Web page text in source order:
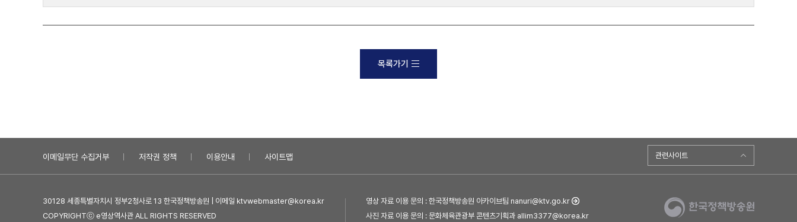
목록가기
이메일무단 수집거부 저작권 정책 이용안내 사이트맵 관련사이트
30128 세종특별자치시 정부2청사로 13 한국정책방송원 | 이메일 ktvwebmaster@korea.kr
COPYRIGHTⓒ e영상역사관 ALL RIGHTS RESERVED
영상 자료 이용 문의 : 한국정책방송원 아카이브팀 nanuri@ktv.go.kr
사진 자료 이용 문의 : 문화체육관광부 콘텐츠기획과 allim3377@korea.kr